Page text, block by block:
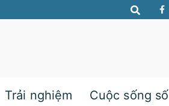
Trải nghiệm Cuộc sống số